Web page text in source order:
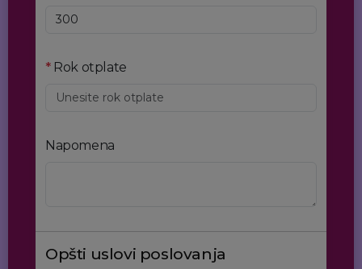
*Rok otplate
Napomena
Opšti uslovi poslovanja